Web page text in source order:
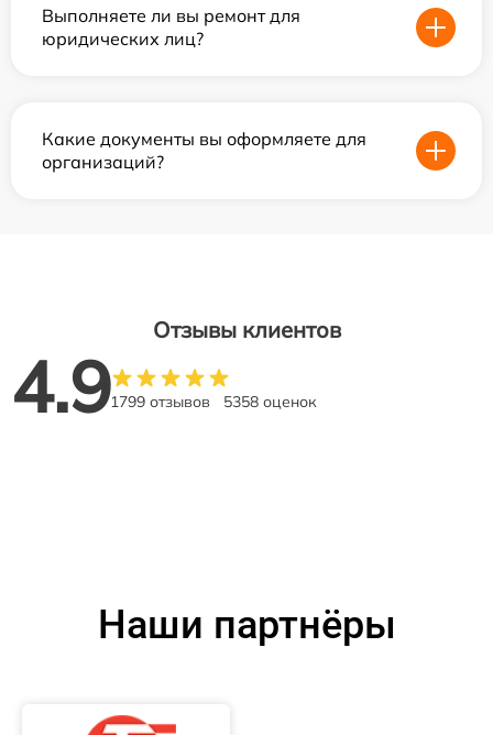
Выполняете ли вы ремонт для
юридических лиц?
Какие документы вы оформляете для
организаций?
Отзывы клиентов
4.91799 отзывов 5358 оценок
Наши партнёры